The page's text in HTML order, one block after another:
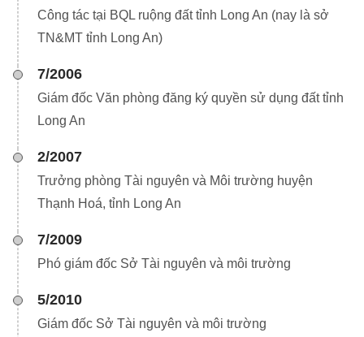
Công tác tại BQL ruộng đất tỉnh Long An (nay là sở
TN&MT tỉnh Long An)
7/2006
Giám đốc Văn phòng đăng ký quyền sử dụng đất tỉnh
Long An
2/2007
Trưởng phòng Tài nguyên và Môi trường huyện
Thạnh Hoá, tỉnh Long An
7/2009
Phó giám đốc Sở Tài nguyên và môi trường
5/2010
Giám đốc Sở Tài nguyên và môi trường